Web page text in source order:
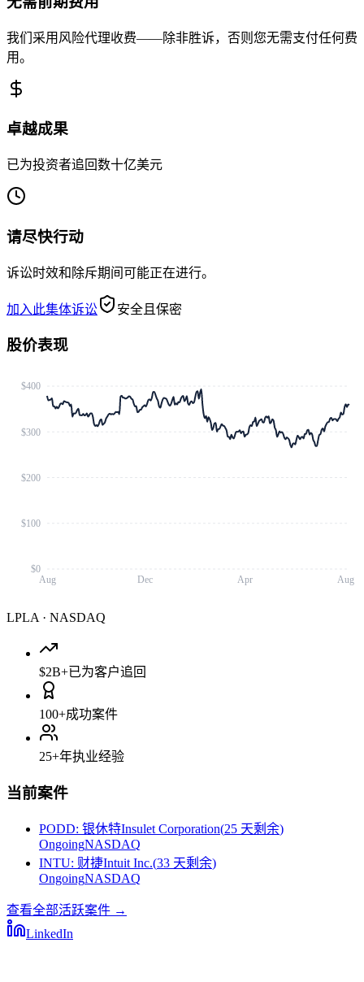
我们采用风险代理收费——除非胜诉，否则您无需支付任何费
用。
卓越成果
已为投资者追回数十亿美元
请尽快行动
诉讼时效和除斥期间可能正在进行。
加入此集体诉讼 安全且保密
股价表现
Aug Dec Apr Aug
$0
$100
$200
$300
$400
LPLA · NASDAQ
$2B+已为客户追回
100+成功案件
25+年执业经验
当前案件
PODD: 银休特Insulet Corporation(25 天剩余)
OngoingNASDAQ
INTU: 财捷Intuit Inc.(33 天剩余)
OngoingNASDAQ
查看全部活跃案件 →
LinkedIn